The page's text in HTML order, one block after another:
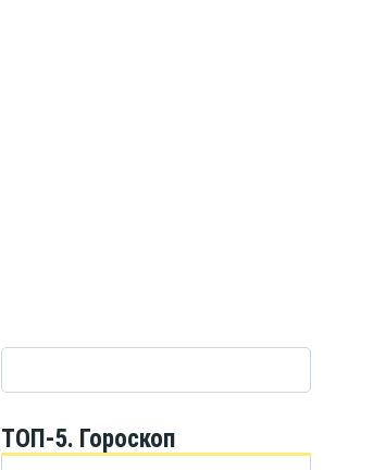
ТОП-5. Гороскоп